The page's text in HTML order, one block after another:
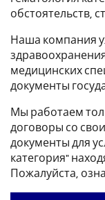
обстоятельств,
Наша компания
медицинских
документы
Мы работаем
договоры со
документы для
категория"
Пожалуйста,